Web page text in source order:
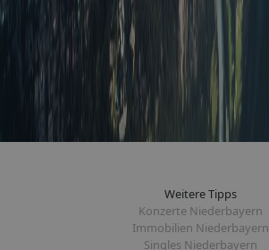
Weitere Tipps
Konzerte Niederbayern
Immobilien Niederbayern
Singles Niederbayern